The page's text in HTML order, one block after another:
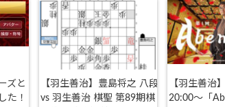
ズと
た！
【羽生善治】豊島将之 八段
vs 羽生善治 棋聖 第89期棋
【羽生善治
20:00～「